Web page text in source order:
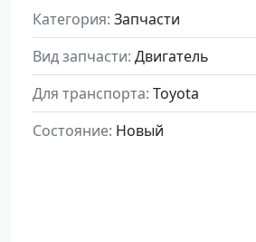
Категория Запчасти
Вид запчасти Двигатель
Для транспорта Toyota
Состояние Новый